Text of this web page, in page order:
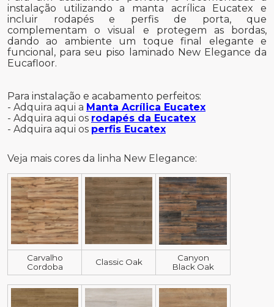
instalação utilizando a manta acrílica Eucatex e
incluir rodapés e perfis de porta, que
complementam o visual e protegem as bordas,
dando ao ambiente um toque final elegante e
funcional, para seu piso laminado New Elegance da
Eucafloor.
Para instalação e acabamento perfeitos:
- Adquira aqui a Manta Acrílica Eucatex
- Adquira aqui os rodapés da Eucatex
- Adquira aqui os perfis Eucatex
Veja mais cores da linha New Elegance:
Carvalho
Cordoba
Classic Oak
Canyon
Black Oak